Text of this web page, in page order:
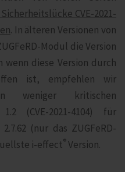
CVE-2021-
. In älteren Versionen von
Modul die Version
wenn diese Version durch
ist, empfehlen wir
weniger kritischen
(CVE-2021-4104) für
2.7.62 (nur das ZUGFeRD-
i‑effect®Version.